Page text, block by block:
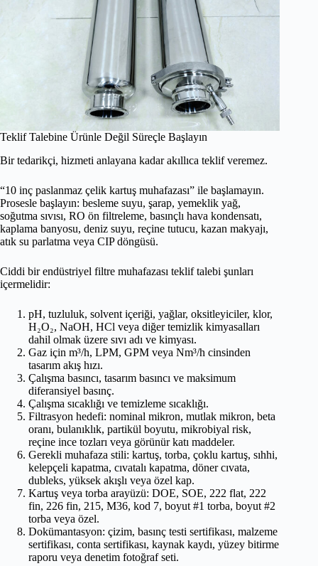
Teklif Talebine Ürünle Değil Süreçle Başlayın
Bir tedarikçi, hizmeti anlayana kadar akıllıca teklif veremez.
“10 inç paslanmaz çelik kartuş muhafazası” ile başlamayın.
Prosesle başlayın: besleme suyu, şarap, yemeklik yağ,
soğutma sıvısı, RO ön filtreleme, basınçlı hava kondensatı,
kaplama banyosu, deniz suyu, reçine tutucu, kazan makyajı,
atık su parlatma veya CIP döngüsü.
Ciddi bir endüstriyel filtre muhafazası teklif talebi şunları
içermelidir:
pH, tuzluluk, solvent içeriği, yağlar, oksitleyiciler, klor,
H₂O₂, NaOH, HCl veya diğer temizlik kimyasalları
dahil olmak üzere sıvı adı ve kimyası.
Gaz için m³/h, LPM, GPM veya Nm³/h cinsinden
tasarım akış hızı.
Çalışma basıncı, tasarım basıncı ve maksimum
diferansiyel basınç.
Çalışma sıcaklığı ve temizleme sıcaklığı.
Filtrasyon hedefi: nominal mikron, mutlak mikron, beta
oranı, bulanıklık, partikül boyutu, mikrobiyal risk,
reçine ince tozları veya görünür katı maddeler.
Gerekli muhafaza stili: kartuş, torba, çoklu kartuş, sıhhi,
kelepçeli kapatma, cıvatalı kapatma, döner cıvata,
dubleks, yüksek akışlı veya özel kap.
Kartuş veya torba arayüzü: DOE, SOE, 222 flat, 222
fin, 226 fin, 215, M36, kod 7, boyut #1 torba, boyut #2
torba veya özel.
Dokümantasyon: çizim, basınç testi sertifikası, malzeme
sertifikası, conta sertifikası, kaynak kaydı, yüzey bitirme
raporu veya denetim fotoğraf seti.